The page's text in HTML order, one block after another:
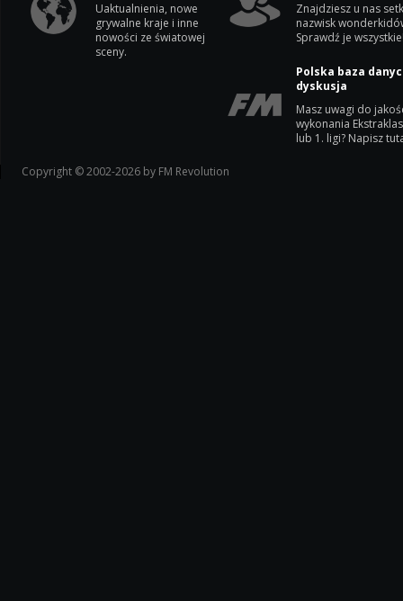
Uaktualnienia, nowe
grywalne kraje i inne
nowości ze światowej
sceny.
Znajdziesz u nas
nazwisk
Sprawdź je
Polska baza
dyskusja
Masz uwagi do
wykonania
lub 1. ligi? Napisz
Copyright © 2002-2026 by FM Revolution